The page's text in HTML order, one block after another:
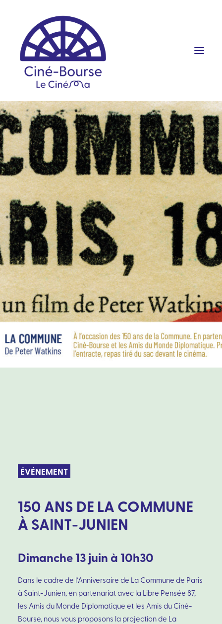
FILMS ET HORAIRES
ÉVÉNEMENTS
SCOLAIRES
PRATIQUE
RÉSERVATION
PROGRAMME
ÉVÉNEMENT
150 ANS DE LA COMMUNE
À SAINT-JUNIEN
Dimanche 13 juin à 10h30
Dans le cadre de l’Anniversaire de La Commune de Paris
à Saint-Junien, en partenariat avec la Libre Pensée 87,
les Amis du Monde Diplomatique et les Amis du Ciné-
Bourse, nous vous proposons la projection de La